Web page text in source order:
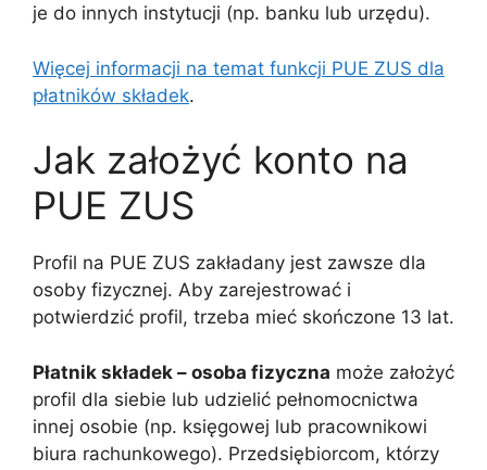
je do innych instytucji (np. banku lub urzędu).
Więcej informacji na temat funkcji PUE ZUS dla
płatników składek.
Jak założyć konto na
PUE ZUS
Profil na PUE ZUS zakładany jest zawsze dla
osoby fizycznej. Aby zarejestrować i
potwierdzić profil, trzeba mieć skończone 13 lat.
Płatnik składek – osoba fizyczna może założyć
profil dla siebie lub udzielić pełnomocnictwa
innej osobie (np. księgowej lub pracownikowi
biura rachunkowego). Przedsiębiorcom, którzy